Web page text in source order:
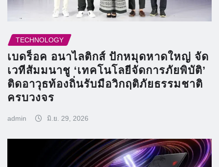
TECHNOLOGY
เบดร็อค อนาไลติกส์ ปักหมุดหาดใหญ่ จัด
เวทีสัมมนาชู ‘เทคโนโลยีจัดการภัยพิบัติ’
ติดอาวุธท้องถิ่นรับมือวิกฤติภัยธรรมชาติ
ครบวงจร
admin มิ.ย. 29, 2026